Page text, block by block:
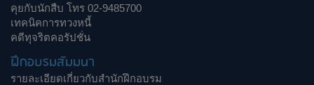
คุยกับนักสืบ โทร 02-9485700
เทคนิคการทวงหนี้
คดีทุจริตคอรัปชั่น
ฝึกอบรมสัมมนา
รายละเอียดเกี่ยวกับสำนักฝึกอบรม